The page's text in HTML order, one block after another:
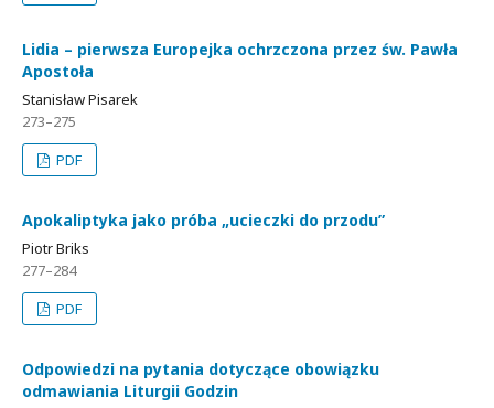
Lidia – pierwsza Europejka ochrzczona przez św. Pawła
Apostoła
Stanisław Pisarek
273–275
PDF
Apokaliptyka jako próba „ucieczki do przodu”
Piotr Briks
277–284
PDF
Odpowiedzi na pytania dotyczące obowiązku
odmawiania Liturgii Godzin